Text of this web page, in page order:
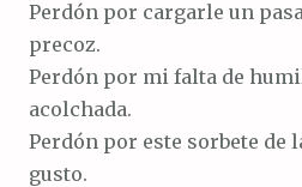
Perdón por cargarle un
precoz.
Perdón por mi falta de
acolchada.
Perdón por este sorbete de
gusto.